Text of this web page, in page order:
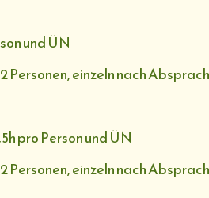
und ÜN
Personen, einzeln nach
pro Person und ÜN
Personen, einzeln nach